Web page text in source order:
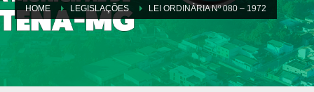
HOME LEGISLAÇÕES LEI ORDINÁRIA Nº 080 – 1972